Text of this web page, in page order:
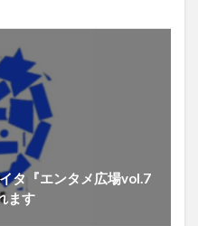
タ『エンタメ広場vol.7
ます